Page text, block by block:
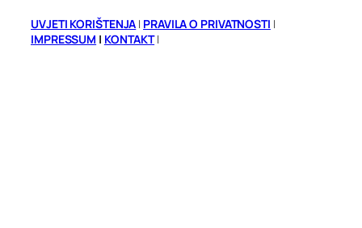
UVJETI KORIŠTENJA | PRAVILA O PRIVATNOSTI |
IMPRESSUM | KONTAKT|